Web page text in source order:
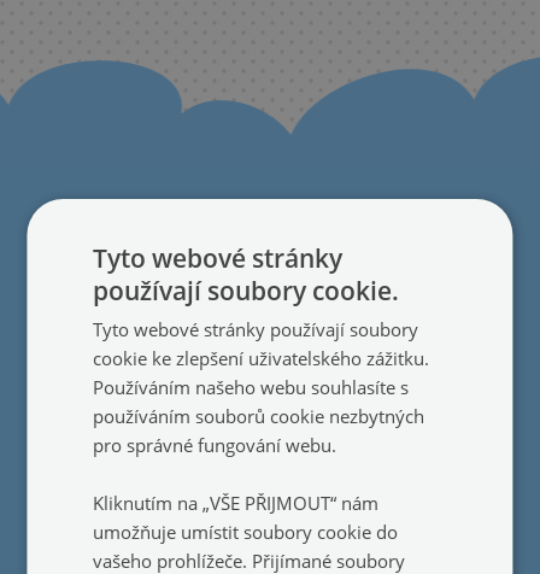
Pro zákazníky
O nás
Recenze
Blog
Ofsetový tisk
Užitečné informace
Tyto webové stránky
používají soubory cookie.
Tyto webové stránky používají soubory
cookie ke zlepšení uživatelského zážitku.
Používáním našeho webu souhlasíte s
používáním souborů cookie nezbytných
pro správné fungování webu.
Kliknutím na „VŠE PŘIJMOUT“ nám
umožňuje umístit soubory cookie do
vašeho prohlížeče. Přijímané soubory